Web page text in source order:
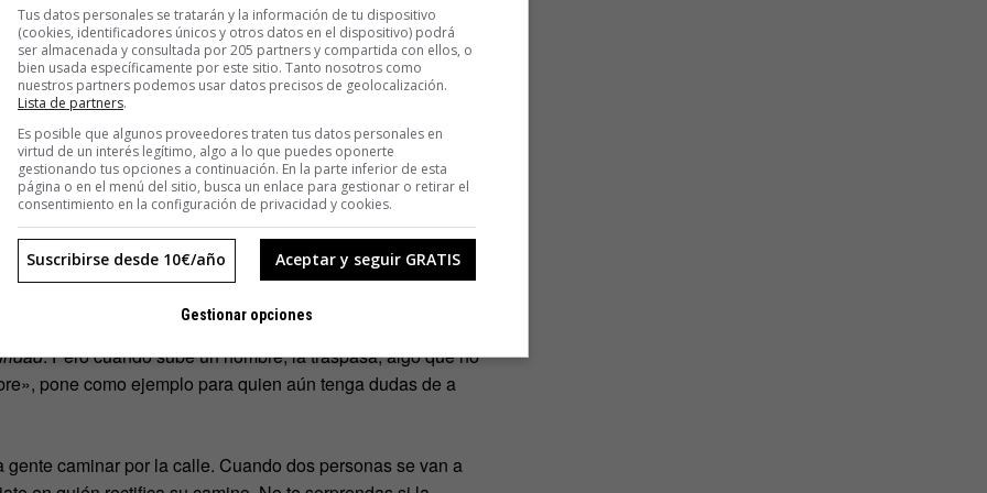
o en la butaca del cine).
observar más fácilmente, pues es muy visual y
moradas para reconocerlo porque es algo tan habitual
que ocupan las mujeres y en el que ocupan los
abiertas, estiradas, recostados incluso en el asiento de al
mientras que las mujeres lo hacen cruzando las piernas,
poner sus brazos, etc.», señala la activista.
muy lleno, te pones el libro pegado a tu cuerpo para no
. Pero cuando sube un hombre, la traspasa, algo que no
pone como ejemplo para quien aún tenga dudas de a
caminar por la calle. Cuando dos personas se van a
Tus datos personales se tratarán y la información de tu dispositivo
(cookies, identificadores únicos y otros datos en el dispositivo) podrá
ser almacenada y consultada por 205 partners y compartida con ellos, o
bien usada específicamente por este sitio. Tanto nosotros como
nuestros partners podemos usar datos precisos de geolocalización.
Lista de partners.
Es posible que algunos proveedores traten tus datos personales en
virtud de un interés legítimo, algo a lo que puedes oponerte
gestionando tus opciones a continuación. En la parte inferior de esta
página o en el menú del sitio, busca un enlace para gestionar o retirar el
consentimiento en la configuración de privacidad y cookies.
Aceptar y seguir GRATIS
Suscribirse desde 10€/año
Gestionar opciones